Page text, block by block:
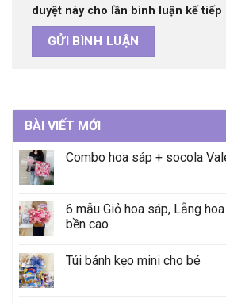
duyệt này cho lần bình luận kế tiếp
BÀI VIẾT MỚI
Combo hoa sáp + socola
6 mẫu Giỏ hoa sáp, Lẵng
bền cao
Túi bánh kẹo mini cho bé